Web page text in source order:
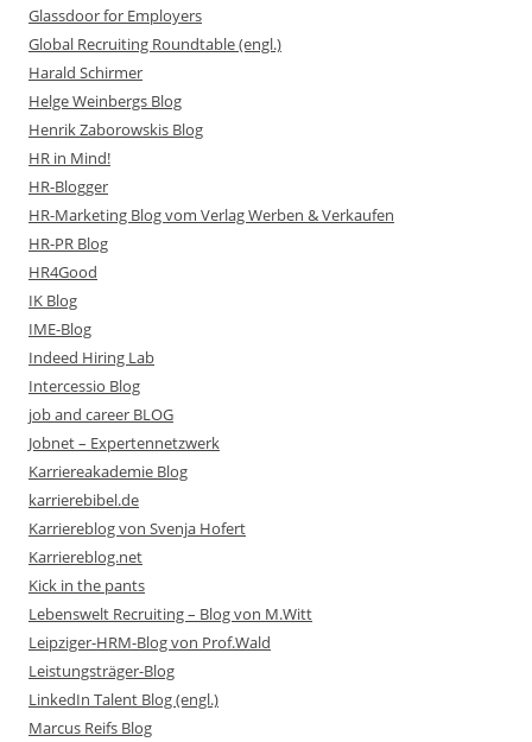
Glassdoor for Employers
Global Recruiting Roundtable (engl.)
Harald Schirmer
Helge Weinbergs Blog
Henrik Zaborowskis Blog
HR in Mind!
HR-Blogger
HR-Marketing Blog vom Verlag Werben & Verkaufen
HR-PR Blog
HR4Good
IK Blog
IME-Blog
Indeed Hiring Lab
Intercessio Blog
job and career BLOG
Jobnet – Expertennetzwerk
Karriereakademie Blog
karrierebibel.de
Karriereblog von Svenja Hofert
Karriereblog.net
Kick in the pants
Lebenswelt Recruiting – Blog von M.Witt
Leipziger-HRM-Blog von Prof.Wald
Leistungsträger-Blog
LinkedIn Talent Blog (engl.)
Marcus Reifs Blog